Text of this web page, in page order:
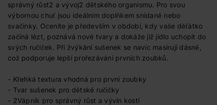
správný růst2 a vývoj2 dětského organismu. Pro svou
výbornou chuť jsou ideálním doplňkem snídaně nebo
svačinky. Oceníte je především v období, kdy vaše děťátko
začíná lézt, poznává nové tvary a dokáže již jídlo uchopit do
svých ručiček. Při žvýkání sušenek se navíc masírují dásně,
což podporuje lepší prořezávání prvních zoubků.
- Křehká textura vhodná pro první zoubky
- Tvar sušenek pro dětské ručičky
- 2Vápník pro správný růst a vývin kostí